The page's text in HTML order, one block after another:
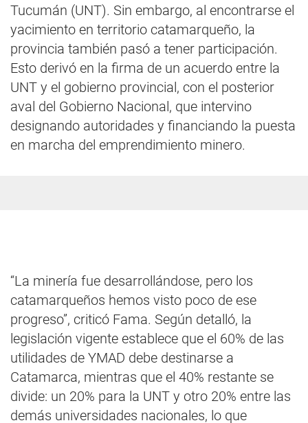
Tucumán (UNT). Sin embargo, al encontrarse el
yacimiento en territorio catamarqueño, la
provincia también pasó a tener participación.
Esto derivó en la firma de un acuerdo entre la
UNT y el gobierno provincial, con el posterior
aval del Gobierno Nacional, que intervino
designando autoridades y financiando la puesta
en marcha del emprendimiento minero.
“La minería fue desarrollándose, pero los
catamarqueños hemos visto poco de ese
progreso”, criticó Fama. Según detalló, la
legislación vigente establece que el 60% de las
utilidades de YMAD debe destinarse a
Catamarca, mientras que el 40% restante se
divide: un 20% para la UNT y otro 20% entre las
demás universidades nacionales, lo que